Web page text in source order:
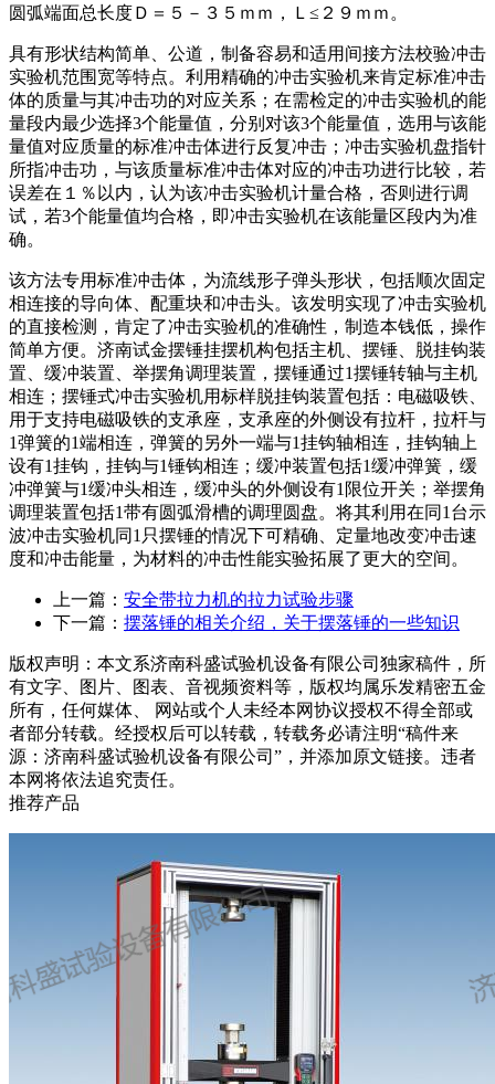
圆弧端面总长度Ｄ＝５－３５ｍｍ，Ｌ≤２９ｍｍ。
具有形状结构简单、公道，制备容易和适用间接方法校验冲击
实验机范围宽等特点。利用精确的冲击实验机来肯定标准冲击
体的质量与其冲击功的对应关系；在需检定的冲击实验机的能
量段内最少选择3个能量值，分别对该3个能量值，选用与该能
量值对应质量的标准冲击体进行反复冲击；冲击实验机盘指针
所指冲击功，与该质量标准冲击体对应的冲击功进行比较，若
误差在１％以内，认为该冲击实验机计量合格，否则进行调
试，若3个能量值均合格，即冲击实验机在该能量区段内为准
确。
该方法专用标准冲击体，为流线形子弹头形状，包括顺次固定
相连接的导向体、配重块和冲击头。该发明实现了冲击实验机
的直接检测，肯定了冲击实验机的准确性，制造本钱低，操作
简单方便。济南试金摆锤挂摆机构包括主机、摆锤、脱挂钩装
置、缓冲装置、举摆角调理装置，摆锤通过1摆锤转轴与主机
相连；摆锤式冲击实验机用标样脱挂钩装置包括：电磁吸铁、
用于支持电磁吸铁的支承座，支承座的外侧设有拉杆，拉杆与
1弹簧的1端相连，弹簧的另外一端与1挂钩轴相连，挂钩轴上
设有1挂钩，挂钩与1锤钩相连；缓冲装置包括1缓冲弹簧，缓
冲弹簧与1缓冲头相连，缓冲头的外侧设有1限位开关；举摆角
调理装置包括1带有圆弧滑槽的调理圆盘。将其利用在同1台示
波冲击实验机同1只摆锤的情况下可精确、定量地改变冲击速
度和冲击能量，为材料的冲击性能实验拓展了更大的空间。
上一篇： 安全带拉力机的拉力试验步骤
下一篇： 摆落锤的相关介绍，关于摆落锤的一些知识
版权声明： 本文系济南科盛试验机设备有限公司独家稿件，所
有文字、图片、图表、音视频资料等，版权均属乐发精密五金
所有，任何媒体、 网站或个人未经本网协议授权不得全部或
者部分转载。经授权后可以转载，转载务必请注明“稿件来
源：济南科盛试验机设备有限公司”，并添加原文链接。违者
本网将依法追究责任。
推荐产品